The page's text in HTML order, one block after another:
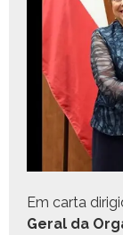
Em car­ta
Ger­al da